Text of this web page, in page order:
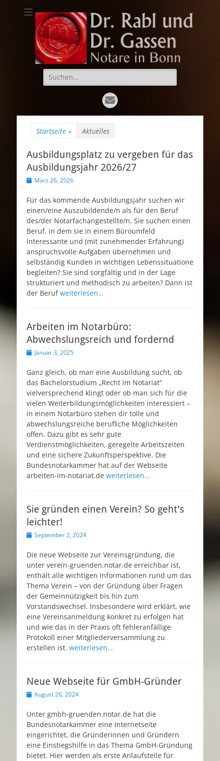
Dr. Rabl und Dr.
Gassen
Notare in Bonn
Suche
nach:
E-
Mail
Startseite » Aktuelles
Ausbildungsplatz zu vergeben für das
Ausbildungsjahr 2026/27
Veröffentlicht
März 26, 2026
Für das kommende Ausbildungsjahr suchen wir
einen/eine Auszubildende/n als für den Beruf
des/der Notarfachangestellte/n. Sie suchen einen
Beruf, in dem sie in einem Büroumfeld
interessante und (mit zunehmender Erfahrung)
anspruchsvolle Aufgaben übernehmen und
selbständig Kunden in wichtigen Lebenssituatione
begleiten? Sie sind sorgfältig und in der Lage
strukturiert und methodisch zu arbeiten? Dann ist
der Berufweiterlesen…
Arbeiten im Notarbüro:
Abwechslungsreich und fordernd
Veröffentlicht
Januar 3, 2025
Ganz gleich, ob man eine Ausbildung sucht, ob
das Bachelorstudium „Recht im Notariat“
vielversprechend klingt oder ob man sich für die
vielen Weiterbildungsmöglichkeiten interessiert –
in einem Notarbüro stehen dir tolle und
abwechslungsreiche berufliche Möglichkeiten
offen. Dazu gibt es sehr gute
Verdienstmöglichkeiten, geregelte Arbeitszeiten
und eine sichere Zukunftsperspektive. Die
Bundesnotarkammer hat auf der Webseite
arbeiten-im-notariat.de weiterlesen…
Sie gründen einen Verein? So geht’s
leichter!
Veröffentlicht
September 2, 2024
Die neue Webseite zur Vereinsgründung, die
unter verein-gruenden.notar.de erreichbar ist,
enthält alle wichtigen Informationen rund um das
Thema Verein – von der Gründung über Fragen
der Gemeinnützigkeit bis hin zum
Vorstandswechsel. Insbesondere wird erklärt, wie
eine Vereinsanmeldung konkret zu erfolgen hat
und wie das in der Praxis oft fehleranfällige
Protokoll einer Mitgliederversammlung zu
erstellen ist. weiterlesen…
Neue Webseite für GmbH-Gründer
Veröffentlicht
August 26, 2024
Unter gmbh-gruenden.notar.de hat die
Bundesnotarkammer eine Internetseite
eingerichtet, die Gründerinnen und Gründern
eine Einstiegshilfe in das Thema GmbH-Gründung
bietet. Hier werden als erste Anlaufstelle für